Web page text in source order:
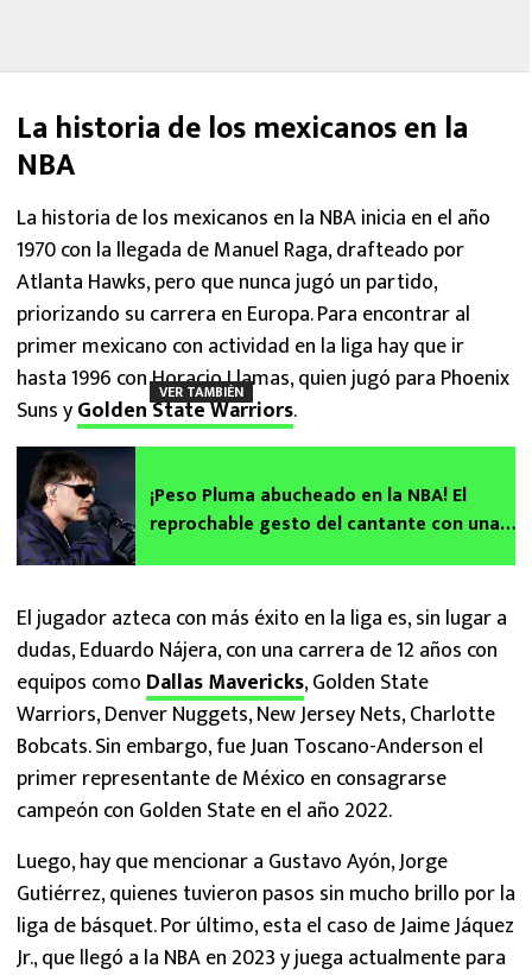
La historia de los mexicanos en la
NBA
La historia de los mexicanos en la NBA inicia en el año
1970 con la llegada de Manuel Raga, drafteado por
Atlanta Hawks, pero que nunca jugó un partido,
priorizando su carrera en Europa. Para encontrar al
primer mexicano con actividad en la liga hay que ir
hasta 1996 con Horacio Llamas, quien jugó para Phoenix
Suns yGolden State Warriors.
VER TAMBIÉN
¡Peso Pluma abucheado en la NBA! El
reprochable gesto del cantante con una
El jugador azteca con más éxito en la liga es, sin lugar a
dudas, Eduardo Nájera, con una carrera de 12 años con
equipos como Dallas Mavericks, Golden State
Warriors, Denver Nuggets, New Jersey Nets, Charlotte
Bobcats. Sin embargo, fue Juan Toscano-Anderson el
primer representante de México en consagrarse
campeón con Golden State en el año 2022.
Luego, hay que mencionar a Gustavo Ayón, Jorge
Gutiérrez, quienes tuvieron pasos sin mucho brillo por la
liga de básquet. Por último, esta el caso de Jaime Jáquez
Jr., que llegó a la NBA en 2023 y juega actualmente para